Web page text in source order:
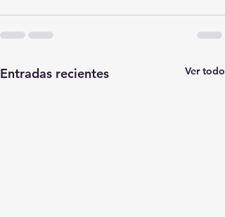
Entradas recientes Ver todo